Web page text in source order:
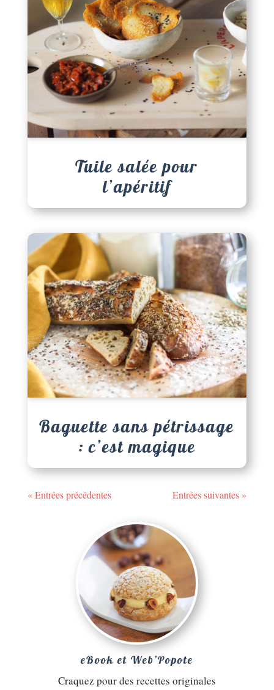
Tuile salée pour
l’apéritif
Baguette sans pétrissage
: c’est magique
« Entrées précédentes Entrées suivantes »
eBook et Web’Popote
Craquez pour des recettes originales